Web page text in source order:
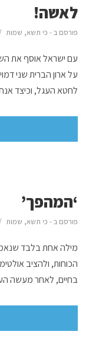
לאשה!
פורסם ב - כי תשא, שמות
עם ישראל אוסף את
על ארון הברית שני
לחטא העגל, וכיצד
‘המהפך’
פורסם ב - כי תשא, שמות
מילה אחת בלבד
הכוחות, ולהציב
בחיים, לאחר מעשה